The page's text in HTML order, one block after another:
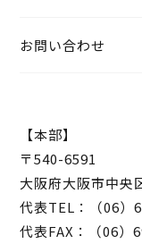
お問い合わせ
【本部】
〒540-6591
大阪府大阪市中央
代表TEL：（06）
代表FAX：（06）